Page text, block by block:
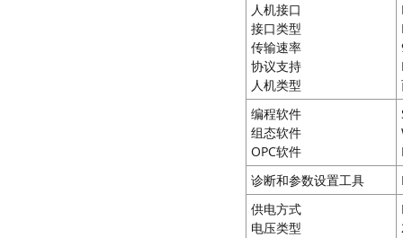
人机接口
接口类型
传输速率
协议支持
人机类型
编程软件
组态软件
OPC软件
诊断和参数设置工具
供电方式
电压类型